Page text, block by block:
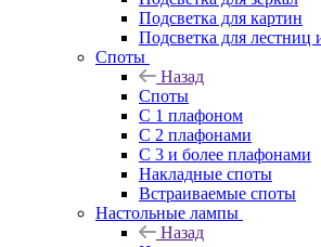
Подсветка для картин
Подсветка для лестниц
Споты
Назад
Споты
С 1 плафоном
С 2 плафонами
С 3 и более плафонами
Накладные споты
Встраиваемые споты
Настольные лампы
Назад